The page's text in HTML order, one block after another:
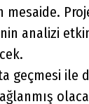
mesaide.
analizi
geçmesi ile